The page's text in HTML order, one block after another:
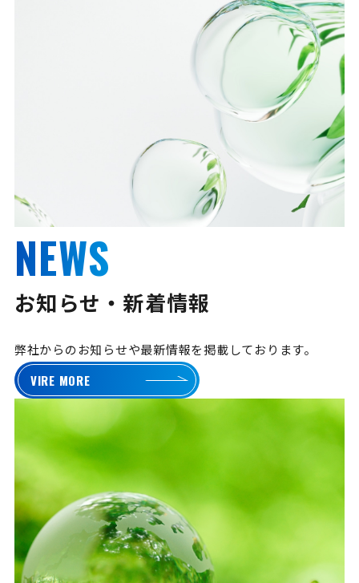
NEWS
お知らせ・新着情報
弊社からのお知らせや最新情報を掲載しております。
VIRE MORE